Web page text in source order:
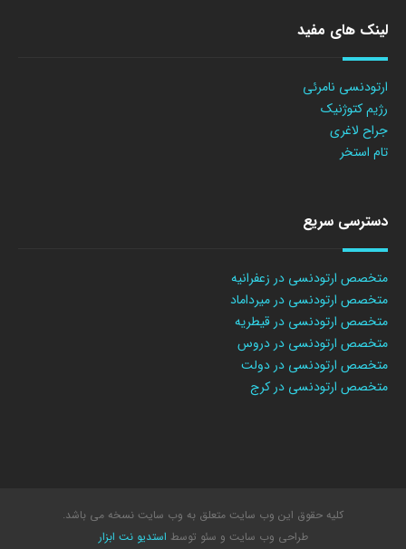
لینک های مفید
ارتودنسی نامرئی
رژیم کتوژنیک
جراح لاغری
تام استخر
دسترسی سریع
متخصص ارتودنسی در زعفرانیه
متخصص ارتودنسی در میرداماد
متخصص ارتودنسی در قیطریه
متخصص ارتودنسی در دروس
متخصص ارتودنسی در دولت
متخصص ارتودنسی در کرج
کلیه حقوق این وب سایت متعلق به وب سایت نسخه می باشد.
طراحی وب سایت و سئو توسط استدیو نت ابزار